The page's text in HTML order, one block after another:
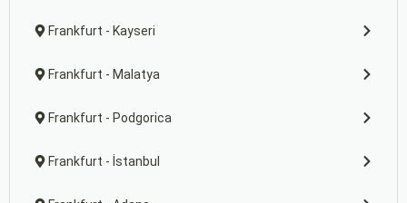
Frankfurt - Kayseri
Frankfurt - Malatya
Frankfurt - Podgorica
Frankfurt - İstanbul